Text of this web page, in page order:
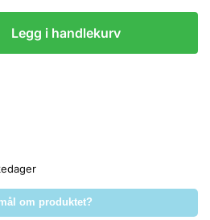
Legg i handlekurv
om produktet?